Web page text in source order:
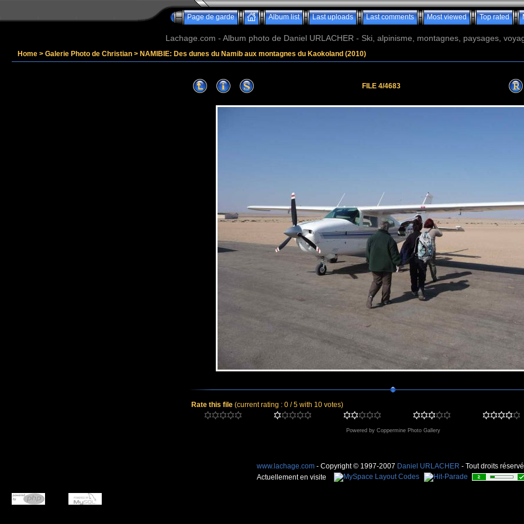
Page de garde Album list Last uploads Last comments Most viewed Top rated
Lachage.com - Album photo de Daniel URLACHER - Ski, alpinisme, montagnes, paysages,
Home > Galerie Photo de Christian > NAMIBIE: Des dunes du Namib aux montagnes du Kaokoland (2010)
FILE 4/4683
Rate this file (current rating : 0 / 5 with 10 votes)
Powered by Coppermine Photo Gallery
www.lachage.com - Copyright © 1997-2007 Daniel URLACHER - Tout droits
Actuellement en visite